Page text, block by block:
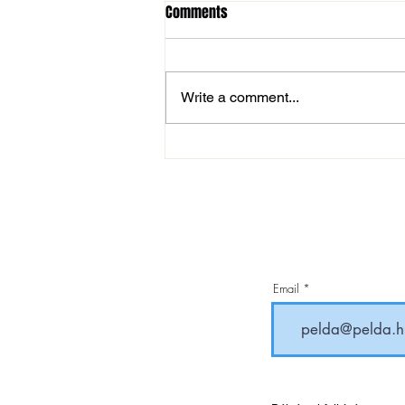
Éremdús nyári hétvége
Comments
Write a comment...
Email